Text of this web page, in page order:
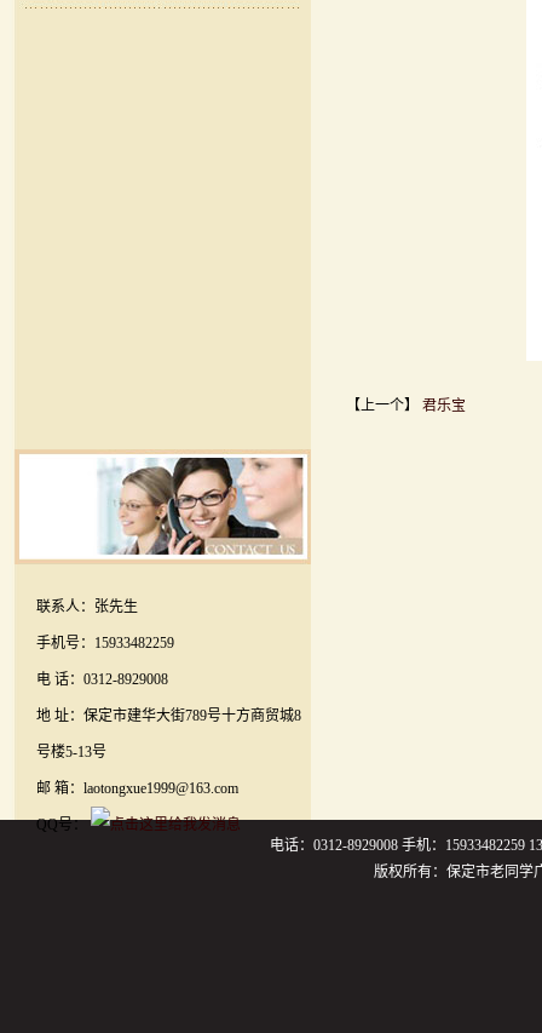
联系人：张先生
手机号：15933482259
电 话：0312-8929008
地 址：保定市建华大街789号十方商贸城8
号楼5-13号
邮 箱：laotongxue1999@163.com
QQ号：
【上一个】 君乐宝
电话：0312-8929008 手机：15933482259
版权所有：保定市老同学